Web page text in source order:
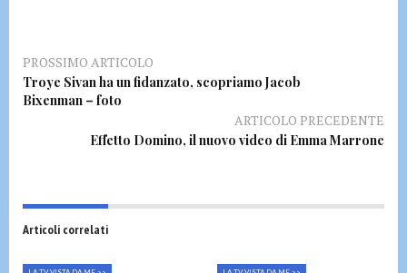
PROSSIMO ARTICOLO
Troye Sivan ha un fidanzato, scopriamo Jacob
Bixenman – foto
ARTICOLO PRECEDENTE
Effetto Domino, il nuovo video di Emma Marrone
Articoli correlati